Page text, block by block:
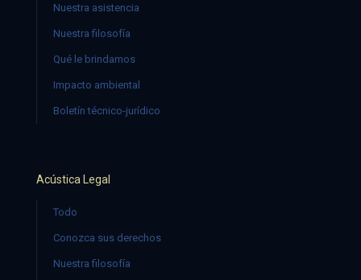
Nuestra asistencia
Nuestra filosofía
Qué le brindamos
Impacto ambiental
Boletín técnico-jurídico
Acústica Legal
Todo
Conozca sus derechos
Nuestra filosofía